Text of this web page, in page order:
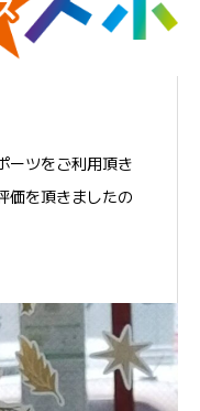
ーツをご利用頂き
価を頂きましたの